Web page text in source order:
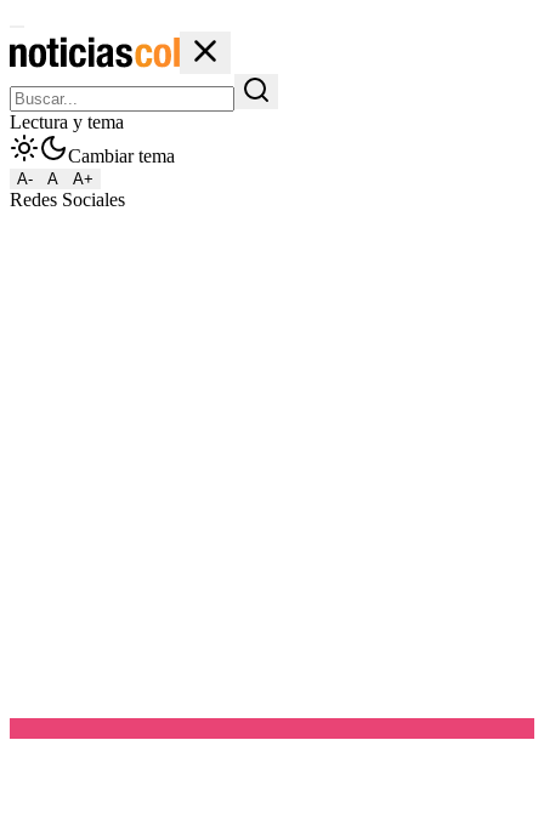
Lectura y tema
Cambiar tema
A- A A+
Redes Sociales